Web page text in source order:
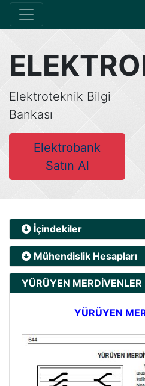
Elektroteknik Bilgi
Bankası
Elektrobank
Satın Al
İçindekiler
Mühendislik Hesapları
YÜRÜYEN MERDİVENLER
YÜRÜYEN